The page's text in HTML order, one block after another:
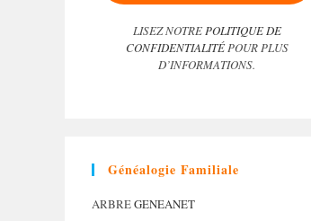
LISEZ NOTREPOLITIQUE DE
CONFIDENTIALITÉPOUR PLUS
D’INFORMATIONS.
Généalogie Familiale
ARBREGENEANET